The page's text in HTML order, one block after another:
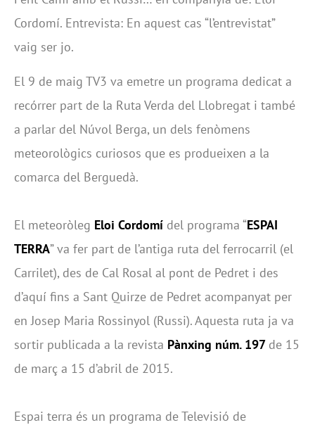
Cordomí. Entrevista: En aquest cas “l’entrevistat”
vaig ser jo.
El 9 de maig TV3 va emetre un programa dedicat a
recórrer part de la Ruta Verda del Llobregat i també
a parlar del Núvol Berga, un dels fenòmens
meteorològics curiosos que es produeixen a la
comarca del Berguedà.
El meteoròleg Eloi Cordomí del programa “ESPAI
TERRA” va fer part de l’antiga ruta del ferrocarril (el
Carrilet), des de Cal Rosal al pont de Pedret i des
d’aquí fins a Sant Quirze de Pedret acompanyat per
en Josep Maria Rossinyol (Russi). Aquesta ruta ja va
sortir publicada a la revista Pànxing núm. 197 de 15
de març a 15 d’abril de 2015.
Espai terra és un programa de Televisió de